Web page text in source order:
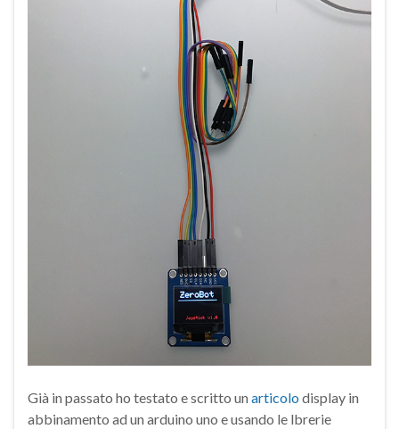
Già in passato ho testato e scritto un articolo display in
abbinamento ad un arduino uno e usando le lbrerie